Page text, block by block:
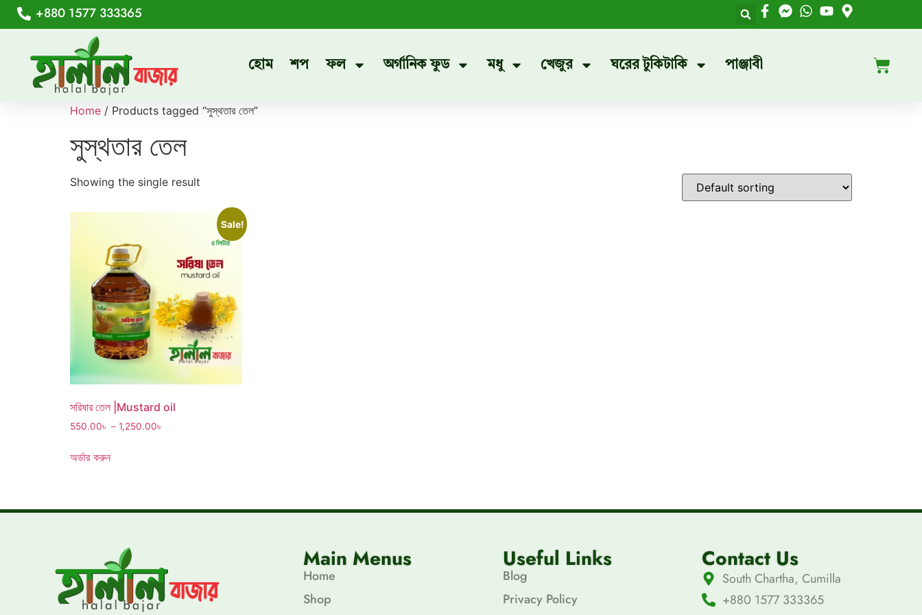
+880 1577 333365
হোম শপ ফল অর্গানিক ফুড মধু খেজুর ঘরের টুকিটাকি পাঞ্জাবী
Home / Products tagged “সুস্থতার তেল”
সুস্থতার তেল
Showing the single result
Sale!
সরিষার তেল |Mustard oil
550.00৳ – 1,250.00৳
অর্ডার করুন
Main Menus
Home
Shop
Useful Links
Blog
Privacy Policy
Contact Us
South Chartha, Cumilla
+880 1577 333365